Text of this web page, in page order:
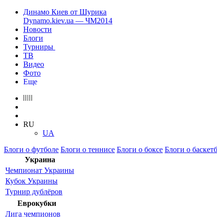
Динамо Киев от Шурика
Dynamo.kiev.ua — ЧМ2014
Новости
Блоги
Турниры
ТВ
Видео
Фото
Еще
RU
UA
Блоги о футболе Блоги о теннисе Блоги о боксе Блоги о
Украина
Чемпионат Украины
Кубок Украины
Турнир дублёров
Еврокубки
Лига чемпионов